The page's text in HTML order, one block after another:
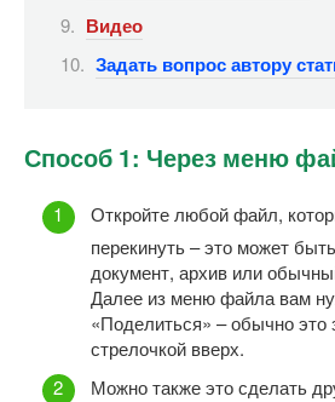
Видео
Задать вопрос автору
Способ 1: Через меню
Откройте любой файл,
перекинуть – это может
документ, архив или
Далее из меню файла вам
«Поделиться» – обычно это
стрелочкой вверх.
Можно также это сделать